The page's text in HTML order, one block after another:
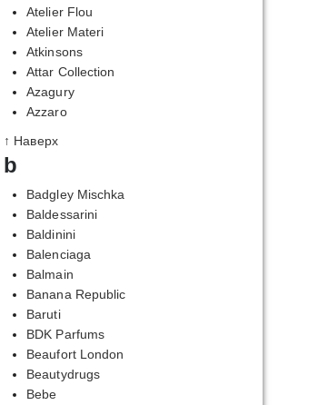
Atelier Flou
Atelier Materi
Atkinsons
Attar Collection
Azagury
Azzaro
↑ Наверх
b
Badgley Mischka
Baldessarini
Baldinini
Balenciaga
Balmain
Banana Republic
Baruti
BDK Parfums
Beaufort London
Beautydrugs
Bebe